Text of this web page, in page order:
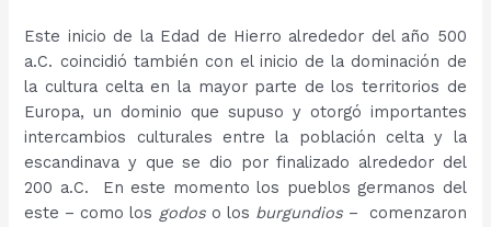
Este inicio de la Edad de Hierro alrededor del año 500
a.C. coincidió también con el inicio de la dominación de
la cultura celta en la mayor parte de los territorios de
Europa, un dominio que supuso y otorgó importantes
intercambios culturales entre la población celta y la
escandinava y que se dio por finalizado alrededor del
200 a.C. En este momento los pueblos germanos del
este – como los godoso los burgundios– comenzaron